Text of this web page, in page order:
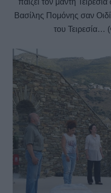
Βασίλης Πομόνης σαν
του